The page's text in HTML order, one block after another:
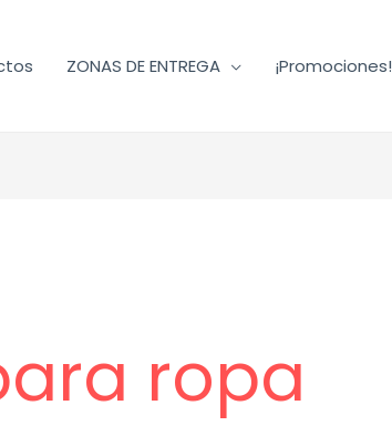
ZONAS DE ENTREGA ¡Promociones!
ropa